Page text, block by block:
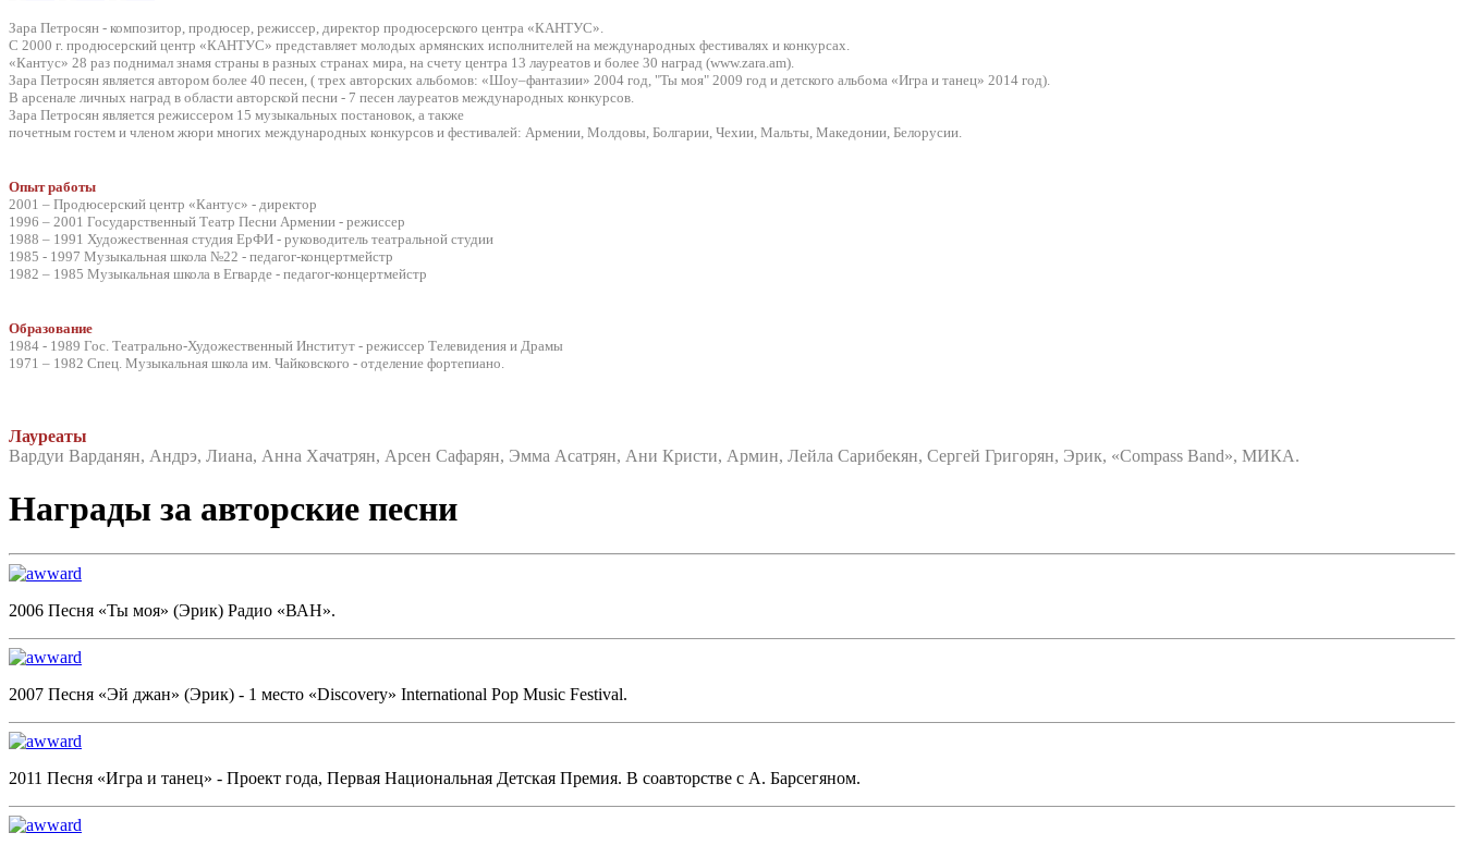
Зара Петросян - композитор, продюсер, режиссер, директор продюсерского центра «КАНТУС».
C 2000 г. продюсерский центр «КАНТУС» представляет молодых армянских исполнителей на международных фестивалях и конкурсах.
«Кантус» 28 раз поднимал знамя страны в разных странах мира, на счету центра 13 лауреатов и более 30 наград (www.zara.am).
Зара Петросян является автором более 40 песен, ( трех авторских альбомов: «Шоу–фантазии» 2004 год, "Ты моя" 2009 год и детского альбома «Игра и танец» 2014 год).
В арсенале личных наград в области авторской песни - 7 песен лауреатов международных конкурсов.
Зара Петросян является режиссером 15 музыкальных постановок, а также
почетным гостем и членом жюри многих международных конкурсов и фестивалей: Армении, Молдовы, Болгарии, Чехии, Мальты, Македонии, Белорусии.
Опыт работы
2001 – Продюсерский центр «Кантус» - директор
1996 – 2001 Государственный Театр Песни Армении - режиссер
1988 – 1991 Художественная студия ЕрФИ - руководитель театральной студии
1985 - 1997 Музыкальная школа №22 - педагог-концертмейстр
1982 – 1985 Музыкальная школа в Егварде - педагог-концертмейстр
Образование
1984 - 1989 Гос. Театрально-Художественный Институт - режиссер Телевидения и Драмы
1971 – 1982 Спец. Музыкальная школа им. Чайковского - отделение фортепиано.
Лауреаты
Вардуи Варданян, Андрэ, Лиана, Анна Хачатрян, Арсен Сафарян, Эмма Асатрян, Ани Кристи, Армин, Лейла Сарибекян, Сергей Григорян, Эрик, «Compass Band», МИКА.
Награды за авторские песни
2006 Песня «Ты моя» (Эрик) Радио «ВАН».
2007 Песня «Эй джан» (Эрик) - 1 место «Discovery» International Pop Music Festival.
2011 Песня «Игра и танец» - Проект года, Первая Национальная Детская Премия. В соавторстве с А. Барсегяном.